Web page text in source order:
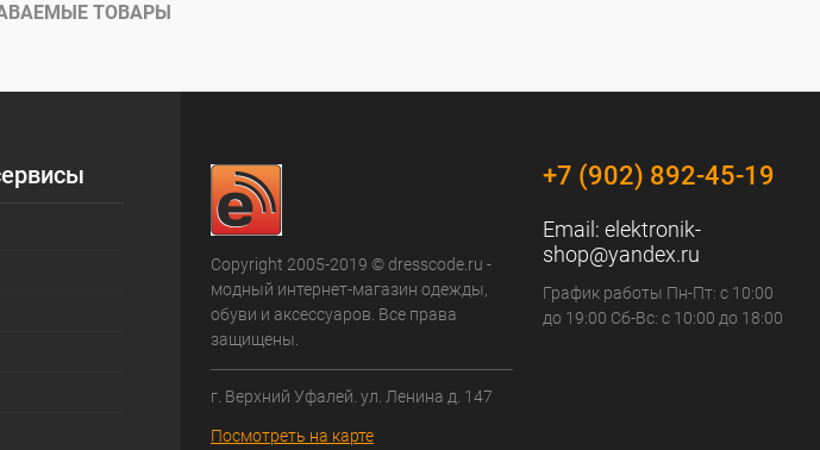
ТОВАРЫ
Copyright 2005-2019 © dresscode.ru -
модный интернет-магазин одежды,
обуви и аксессуаров. Все права
защищены.
г. Верхний Уфалей. ул. Ленина д. 147
Посмотреть на карте
+7 (902) 892-45-19
Email: elektronik-
shop@yandex.ru
График работы Пн-Пт: с 10:00
до 19:00 Сб-Вс: с 10:00 до 18:00